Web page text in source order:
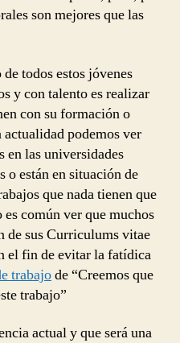
son mejores que las
todos estos jóvenes
y con talento es realizar
con su formación o
podemos ver
en las universidades
o están en situación de
que nada tienen que
común ver que muchos
de sus Curriculums vitae
el fin de evitar la fatídica
trabajode “Creemos que
trabajo”
actual y que será una